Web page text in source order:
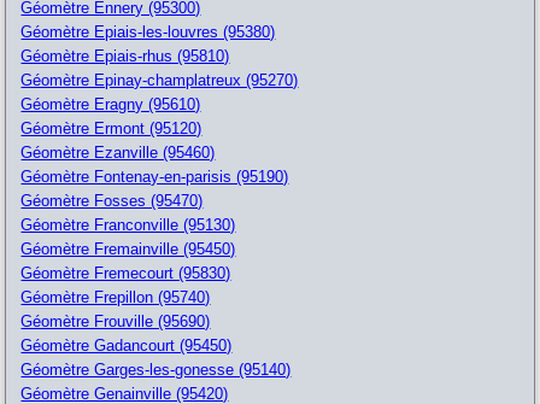
Géomètre Ennery (95300)
Géomètre Epiais-les-louvres (95380)
Géomètre Epiais-rhus (95810)
Géomètre Epinay-champlatreux (95270)
Géomètre Eragny (95610)
Géomètre Ermont (95120)
Géomètre Ezanville (95460)
Géomètre Fontenay-en-parisis (95190)
Géomètre Fosses (95470)
Géomètre Franconville (95130)
Géomètre Fremainville (95450)
Géomètre Fremecourt (95830)
Géomètre Frepillon (95740)
Géomètre Frouville (95690)
Géomètre Gadancourt (95450)
Géomètre Garges-les-gonesse (95140)
Géomètre Genainville (95420)